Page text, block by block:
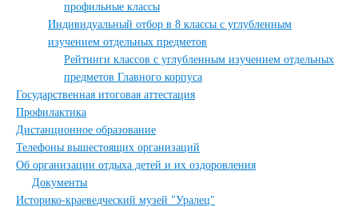
профильные классы
Индивидуальный отбор в 8 классы с углубленным
изучением отдельных предметов
Рейтинги классов с углубленным изучением отдельных
предметов Главного корпуса
Государственная итоговая аттестация
Профилактика
Дистанционное образование
Телефоны вышестоящих организаций
Об организации отдыха детей и их оздоровления
Документы
Историко-краеведческий музей "Уралец"